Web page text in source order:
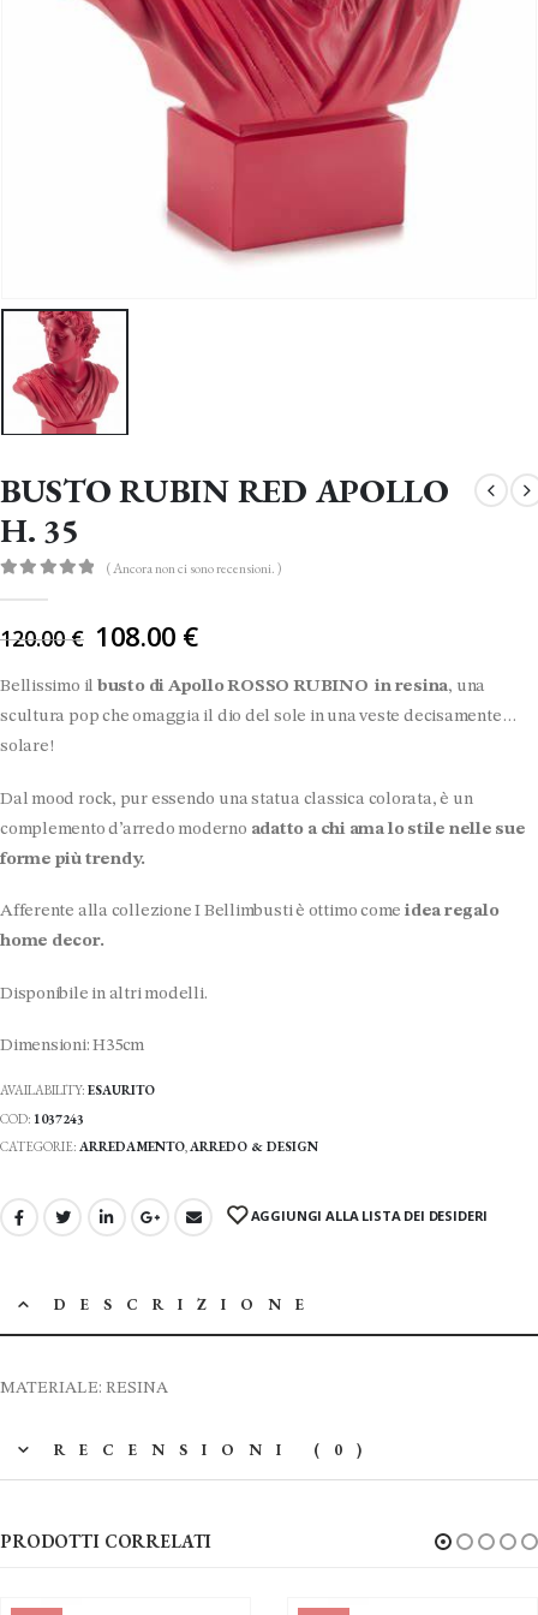
BUSTO RUBIN RED APOLLO
H. 35
( Ancora non ci sono recensioni. )
120.00€ Il
originale
era:
108.00 €
Bellissimo il busto di Apollo ROSSO RUBINO in resina, una
scultura pop che omaggia il dio del sole in una veste decisamente…
solare!
Dal mood rock, pur essendo una statua classica colorata, è un
complemento d’arredo moderno adatto a chi ama lo stile nelle sue
forme più trendy.
Afferente alla collezione I Bellimbusti è ottimo come idea regalo
home decor.
Disponibile in altri modelli.
Dimensioni: H35cm
AVAILABILITY: ESAURITO
COD: 1037243
CATEGORIE: ARREDAMENTO,ARREDO & DESIGN
AGGIUNGI ALLA LISTA DEI DESIDERI
DESCRIZIONE
MATERIALE: RESINA
RECENSIONI (0)
PRODOTTI CORRELATI